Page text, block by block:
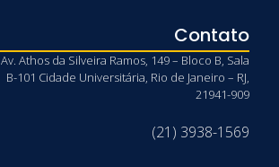
Contato
Av. Athos da Silveira Ramos, 149 – Bloco B, Sala
B-101 Cidade Universitária, Rio de Janeiro – RJ,
21941-909
(21) 3938-1569